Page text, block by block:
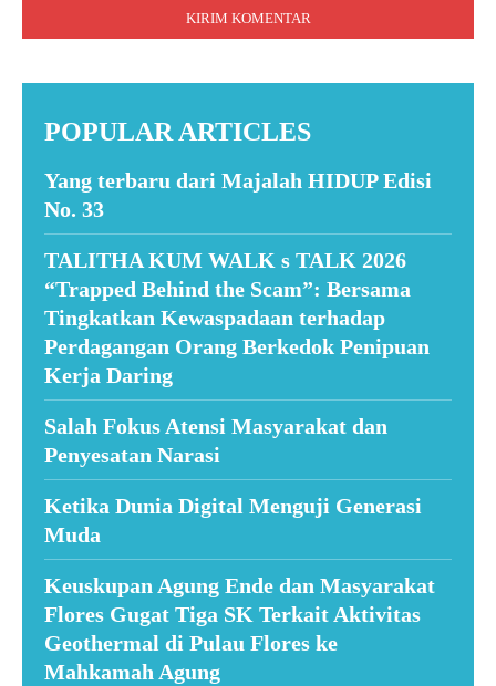
POPULAR ARTICLES
Yang terbaru dari Majalah HIDUP Edisi
No. 33
TALITHA KUM WALK s TALK 2026
“Trapped Behind the Scam”: Bersama
Tingkatkan Kewaspadaan terhadap
Perdagangan Orang Berkedok Penipuan
Kerja Daring
Salah Fokus Atensi Masyarakat dan
Penyesatan Narasi
Ketika Dunia Digital Menguji Generasi
Muda
Keuskupan Agung Ende dan Masyarakat
Flores Gugat Tiga SK Terkait Aktivitas
Geothermal di Pulau Flores ke
Mahkamah Agung